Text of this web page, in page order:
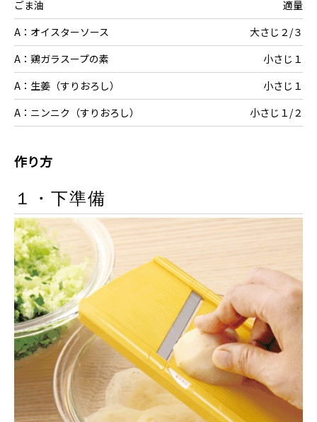
ごま油
適量
A：オイスターソース
大さじ２/３
A：鶏ガラスープの素
小さじ１
A：生姜（すりおろし）
小さじ１
A：ニンニク（すりおろし）
小さじ１/２
作り方
１・下準備